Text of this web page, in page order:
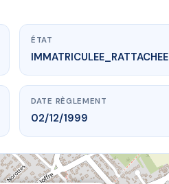
ÉTAT
IMMATRICULEE_RATTACHEE
DATE RÈGLEMENT
02/12/1999